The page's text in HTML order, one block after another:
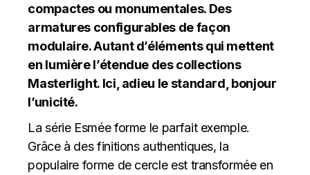
compactes ou monumentales. Des
armatures configurables de façon
modulaire. Autant d’éléments qui mettent
en lumière l’étendue des collections
Masterlight. Ici, adieu le standard, bonjour
l’unicité.
La série Esmée forme le parfait exemple.
Grâce à des finitions authentiques, la
populaire forme de cercle est transformée en